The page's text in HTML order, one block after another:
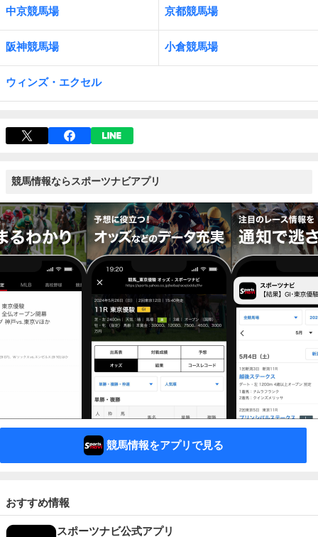
中京競馬場 京都競馬場
阪神競馬場 小倉競馬場
ウィンズ・エクセル
競馬情報ならスポーツナビアプリ
競馬情報をアプリで見る
おすすめ情報
スポーツナビ公式アプリ